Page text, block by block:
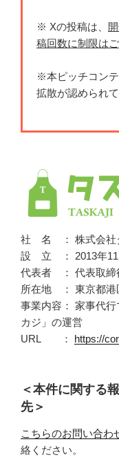
※ Xの投稿は、
稿回数に制限はご
※本ピッチコン
拡散が認められて
社 名 ： 株式会社
設 立 ： 2013年11
代表者 ： 代表取
所在地 ： 東京都港
事業内容： 家事代
カジ」の運営
URL ： https://
＜本件に関する
先＞
こちらのお問い合わ
絡ください。